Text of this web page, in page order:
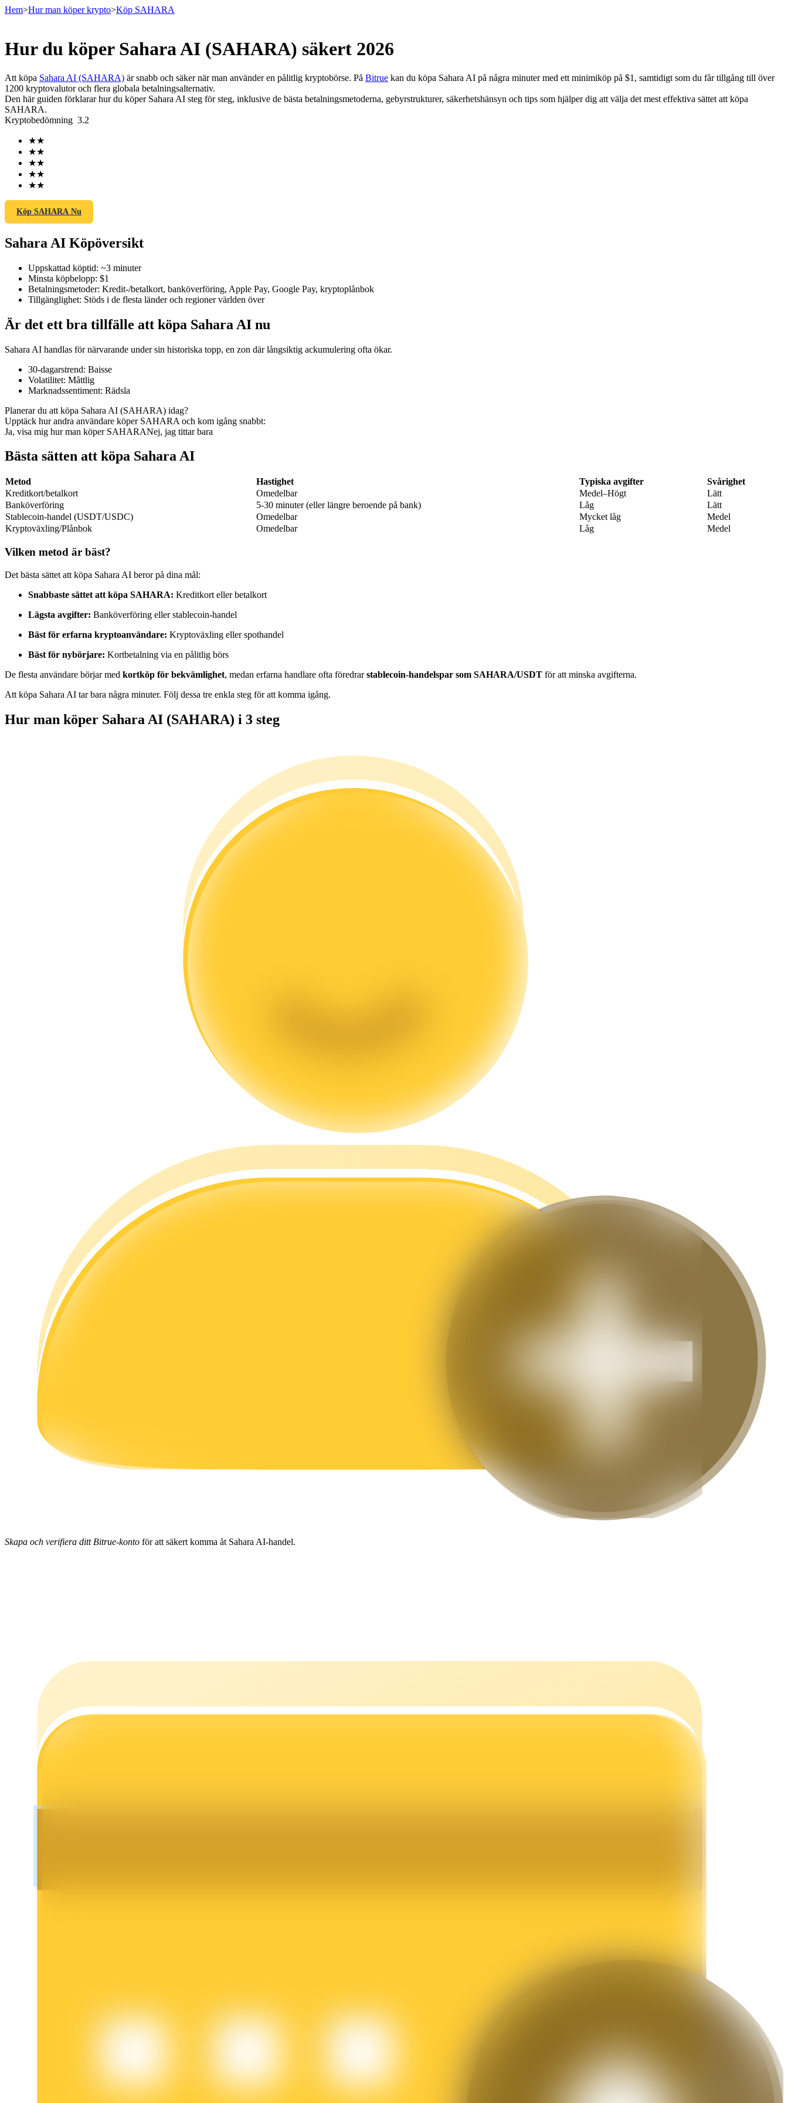
Terminer
USDT Futures
TradFi
USDC Futures
Kopiera Trading
Gå med de bästa handlarna
Njut av vinstdelning och kopieringshandelsprovisioner
Big data-analys inklusive handelsinformation, etc.
Lär dig hur du håller dig lönsam
Power Piggy
Launchpool
Flexibel insats för att tjäna populära tokens
Hem>Hur man köper krypto>Köp SAHARA
Hur du köper Sahara AI (SAHARA) säkert 2026
Att köpa Sahara AI (SAHARA) är snabb och säker när man använder en pålitlig kryptobörse. På Bitrue kan du köpa Sahara AI på några minuter med ett minimiköp på $1, samtidigt som du får tillgång till över
1200 kryptovalutor och flera globala betalningsalternativ.
Den här guiden förklarar hur du köper Sahara AI steg för steg, inklusive de bästa betalningsmetoderna, gebyrstrukturer, säkerhetshänsyn och tips som hjälper dig att välja det mest effektiva sättet att köpa
SAHARA.
Kryptobedömning 3.2
★★
★★
★★
★★
★★
Köp SAHARA Nu
Sahara AI Köpöversikt
Uppskattad köptid: ~3 minuter
Minsta köpbelopp: $1
Betalningsmetoder: Kredit-/betalkort, banköverföring, Apple Pay, Google Pay, kryptoplånbok
Tillgänglighet: Stöds i de flesta länder och regioner världen över
Är det ett bra tillfälle att köpa Sahara AI nu
Sahara AI handlas för närvarande under sin historiska topp, en zon där långsiktig ackumulering ofta ökar.
30-dagarstrend: Baisse
Volatilitet: Måttlig
Marknadssentiment: Rädsla
Planerar du att köpa Sahara AI (SAHARA) idag?
Upptäck hur andra användare köper SAHARA och kom igång snabbt:
Ja, visa mig hur man köper SAHARANej, jag tittar bara
Bästa sätten att köpa Sahara AI
Metod Hastighet Typiska avgifter
Svårighet
Kreditkort/betalkort
Omedelbar Medel–Högt
Lätt
Banköverföring
5-30 minuter (eller längre beroende på bank) Låg
Lätt
Stablecoin-handel (USDT/USDC)
Omedelbar Mycket låg
Medel
Kryptoväxling/Plånbok
Omedelbar Låg Medel
Vilken metod är bäst?
Det bästa sättet att köpa Sahara AI beror på dina mål:
Snabbaste sättet att köpa SAHARA: Kreditkort eller betalkort
Lägsta avgifter: Banköverföring eller stablecoin-handel
Bäst för erfarna kryptoanvändare: Kryptoväxling eller spothandel
Bäst för nybörjare: Kortbetalning via en pålitlig börs
De flesta användare börjar med kortköp för bekvämlighet, medan erfarna handlare ofta föredrarstablecoin-handelspar som SAHARA/USDT för att minska avgifterna.
Att köpa Sahara AI tar bara några minuter. Följ dessa tre enkla steg för att komma igång.
Hur man köper Sahara AI (SAHARA) i 3 steg
Skapa och verifiera ditt Bitrue-konto för att säkert komma åt Sahara AI-handel.